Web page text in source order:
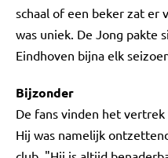
schaal of een beker zat er
was uniek. De Jong pakte
Eindhoven bijna elk
Bijzonder
De fans vinden het
Hij was namelijk